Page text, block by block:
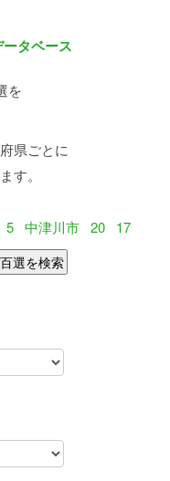
タベース
を
県ごとに
す。
5 中津川市 20 17